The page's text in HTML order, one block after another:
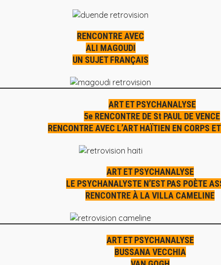
RENCONTRE AVEC
ALI MAGOUDI
UN SUJET FRANÇAIS
ART ET PSYCHANALYSE
5e RENCONTRE DE St PAUL DE VENCE
RENCONTRE AVEC L’ART HAÏTIEN EN CORPS
ART ET PSYCHANALYSE
LE PSYCHANALYSTE N’EST PAS POÈTE
RENCONTRE À LA VILLA CAMELINE
ART ET PSYCHANALYSE
BUSSANA VECCHIA